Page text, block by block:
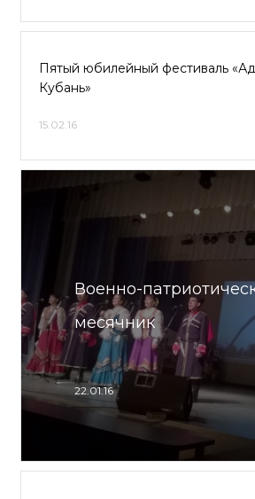
Пятый юбилейный фестиваль
Кубань»
15.02.16
Военно-
месячник
22.01.16